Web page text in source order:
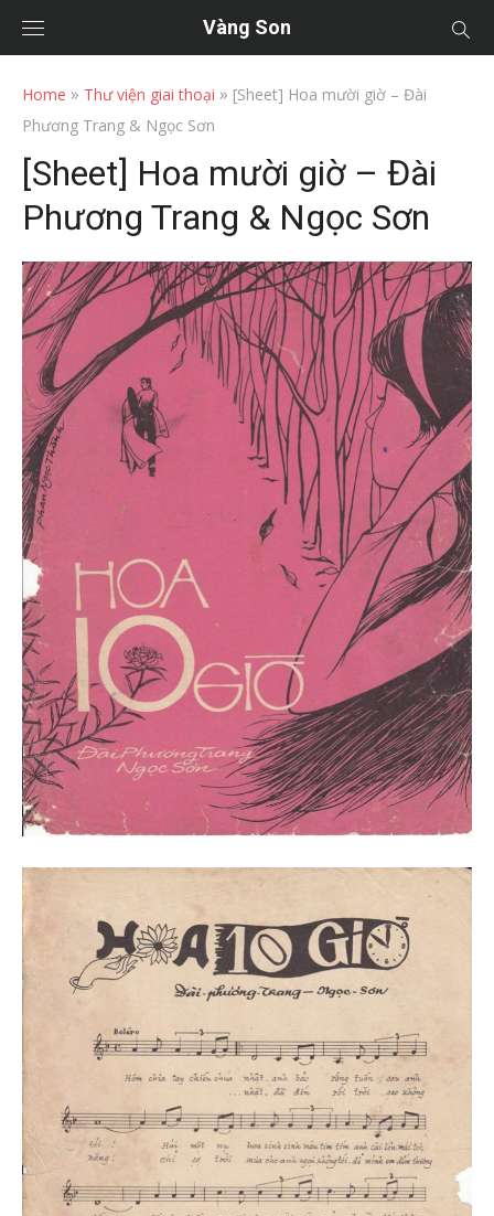
Vàng Son
Home » Thư viện giai thoại » [Sheet] Hoa mười giờ – Đài
Phương Trang & Ngọc Sơn
[Sheet] Hoa mười giờ – Đài
Phương Trang & Ngọc Sơn